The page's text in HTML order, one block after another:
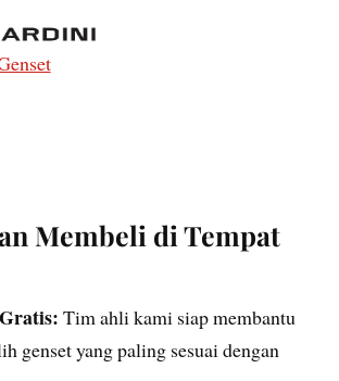
Membeli di Tempat
Tim ahli kami siap membantu
genset yang paling sesuai dengan